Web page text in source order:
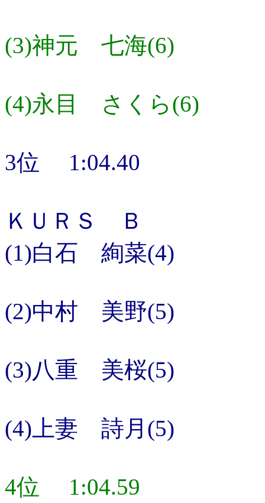
(3)神元 七海(6)
(4)永目 さくら(6)
3位 1:04.40
ＫＵＲＳ Ｂ
(1)白石 絢菜(4)
(2)中村 美野(5)
(3)八重 美桜(5)
(4)上妻 詩月(5)
4位 1:04.59